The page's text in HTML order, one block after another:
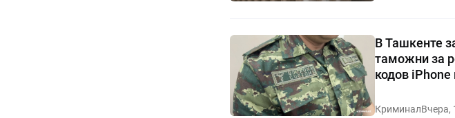
В Ташкенте
таможни за
кодов
КриминалВчера,